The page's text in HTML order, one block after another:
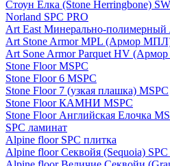
Стоун Елка (Stone Herringbone)
Norland SPC PRO
Art East Минерально-полимерный
Art Stone Armor MPL (Армор
Art Sone Armor Parquet HV
Stone Floor MSPC
Stone Floor 6 MSPC
Stone Floor 7 (узкая плашка) MSPC
Stone Floor КАМНИ MSPC
Stone Floor Английская Елочка
SPC ламинат
Alpine floor SPC плитка
Alpine floor Секвойя (Sequoia)